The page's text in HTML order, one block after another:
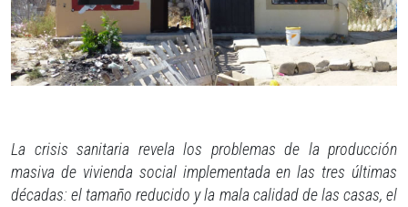
La crisis sanitaria revela los problemas de la producción
masiva de vivienda social implementada en las tres últimas
décadas: el tamaño reducido y la mala calidad de las casas, el